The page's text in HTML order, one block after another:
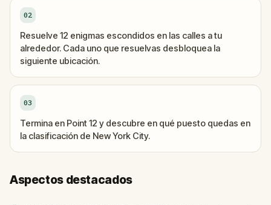
02
Resuelve 12 enigmas escondidos en las calles a tu
alrededor. Cada uno que resuelvas desbloquea la
siguiente ubicación.
03
Termina en Point 12 y descubre en qué puesto quedas en
la clasificación de New York City.
Aspectos destacados